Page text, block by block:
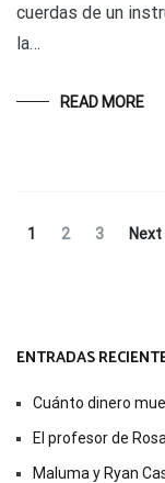
cuerdas de un
la…
READ MORE
Posts
Page
1 Page
2 Page
3 Next
ENTRADAS
Cuánto dinero
El profesor de
Maluma y Ryan